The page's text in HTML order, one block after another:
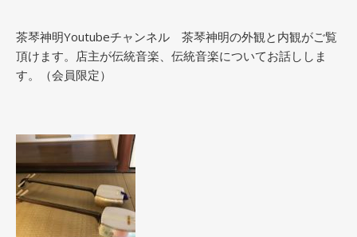
茶琴神明Youtubeチャンネル 茶琴神明の外観と内観がご覧
頂けます。店主が伝統音楽、伝統音楽についてお話ししま
す。（会員限定）